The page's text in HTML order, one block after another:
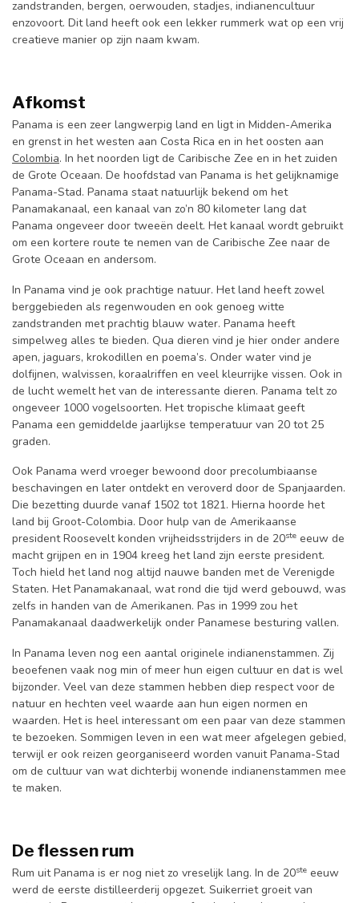
zandstranden, bergen, oerwouden, stadjes, indianencultuur
enzovoort. Dit land heeft ook een lekker rummerk wat op een vrij
creatieve manier op zijn naam kwam.
Afkomst
Panama is een zeer langwerpig land en ligt in Midden-Amerika
en grenst in het westen aan Costa Rica en in het oosten aan
Colombia. In het noorden ligt de Caribische Zee en in het zuiden
de Grote Oceaan. De hoofdstad van Panama is het gelijknamige
Panama-Stad. Panama staat natuurlijk bekend om het
Panamakanaal, een kanaal van zo’n 80 kilometer lang dat
Panama ongeveer door tweeën deelt. Het kanaal wordt gebruikt
om een kortere route te nemen van de Caribische Zee naar de
Grote Oceaan en andersom.
In Panama vind je ook prachtige natuur. Het land heeft zowel
berggebieden als regenwouden en ook genoeg witte
zandstranden met prachtig blauw water. Panama heeft
simpelweg alles te bieden. Qua dieren vind je hier onder andere
apen, jaguars, krokodillen en poema’s. Onder water vind je
dolfijnen, walvissen, koraalriffen en veel kleurrijke vissen. Ook in
de lucht wemelt het van de interessante dieren. Panama telt zo
ongeveer 1000 vogelsoorten. Het tropische klimaat geeft
Panama een gemiddelde jaarlijkse temperatuur van 20 tot 25
graden.
Ook Panama werd vroeger bewoond door precolumbiaanse
beschavingen en later ontdekt en veroverd door de Spanjaarden.
Die bezetting duurde vanaf 1502 tot 1821. Hierna hoorde het
land bij Groot-Colombia. Door hulp van de Amerikaanse
president Roosevelt konden vrijheidsstrijders in de 20ste eeuw de
macht grijpen en in 1904 kreeg het land zijn eerste president.
Toch hield het land nog altijd nauwe banden met de Verenigde
Staten. Het Panamakanaal, wat rond die tijd werd gebouwd, was
zelfs in handen van de Amerikanen. Pas in 1999 zou het
Panamakanaal daadwerkelijk onder Panamese besturing vallen.
In Panama leven nog een aantal originele indianenstammen. Zij
beoefenen vaak nog min of meer hun eigen cultuur en dat is wel
bijzonder. Veel van deze stammen hebben diep respect voor de
natuur en hechten veel waarde aan hun eigen normen en
waarden. Het is heel interessant om een paar van deze stammen
te bezoeken. Sommigen leven in een wat meer afgelegen gebied,
terwijl er ook reizen georganiseerd worden vanuit Panama-Stad
om de cultuur van wat dichterbij wonende indianenstammen mee
te maken.
De flessen rum
Rum uit Panama is er nog niet zo vreselijk lang. In de 20ste eeuw
werd de eerste distilleerderij opgezet. Suikerriet groeit van